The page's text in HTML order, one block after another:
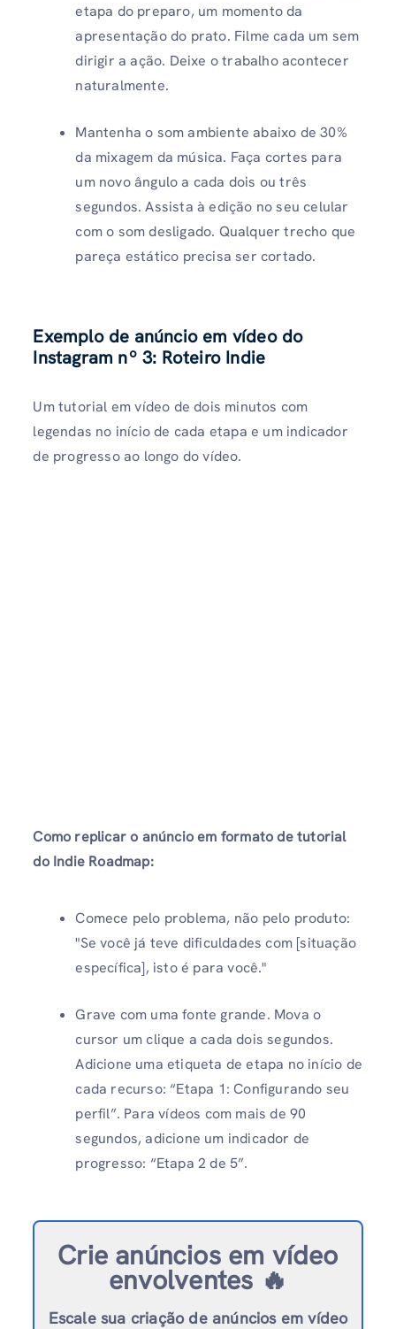
etapa do preparo, um momento da
apresentação do prato. Filme cada um sem
dirigir a ação. Deixe o trabalho acontecer
naturalmente.
Mantenha o som ambiente abaixo de 30%
da mixagem da música. Faça cortes para
um novo ângulo a cada dois ou três
segundos. Assista à edição no seu celular
com o som desligado. Qualquer trecho que
pareça estático precisa ser cortado.
Exemplo de anúncio em vídeo do
Instagram nº 3: Roteiro Indie
Um tutorial em vídeo de dois minutos com
legendas no início de cada etapa e um indicador
de progresso ao longo do vídeo.
Como replicar o anúncio em formato de tutorial
do Indie Roadmap:
Comece pelo problema, não pelo produto:
"Se você já teve dificuldades com [situação
específica], isto é para você."
Grave com uma fonte grande. Mova o
cursor um clique a cada dois segundos.
Adicione uma etiqueta de etapa no início de
cada recurso: “Etapa 1: Configurando seu
perfil”. Para vídeos com mais de 90
segundos, adicione um indicador de
progresso: “Etapa 2 de 5”.
Crie anúncios em vídeo
envolventes 🔥
Escale sua criação de anúncios em vídeo